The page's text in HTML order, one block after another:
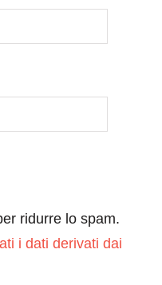
ridurre lo spam.
i dati derivati dai